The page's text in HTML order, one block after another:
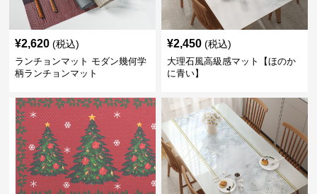
¥2,620 (税込)
ランチョンマット モダン幾何学
柄ランチョンマット
¥2,450 (税込)
大理石風高級感マット【ほのか
に青い】